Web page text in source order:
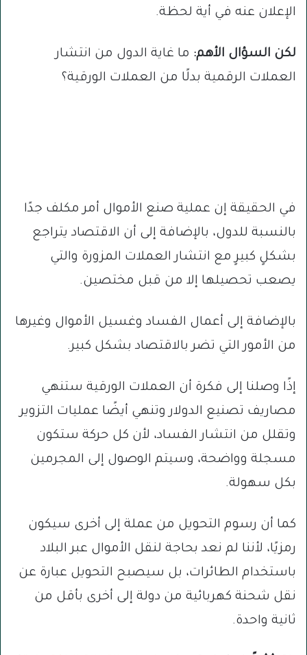
الإعلان عنه في أية لحظة.
لكن السؤال الأهم: ما غاية الدول من انتشار
العملات الرقمية بدلًا من العملات الورقية؟
في الحقيقة إن عملية صنع الأموال أمر مكلف جدًا
بالنسبة للدول، بالإضافة إلى أن الاقتصاد يتراجع
بشكلٍ كبيرٍ مع انتشار العملات المزورة والتي
يصعب تحصيلها إلا من قبل مختصين.
بالإضافة إلى أعمال الفساد وغسيل الأموال وغيرها
من الأمور التي تضر بالاقتصاد بشكل كبير.
إذًا وصلنا إلى فكرة أن العملات الورقية ستنهي
مصاريف تصنيع الدولار وتنهي أيضًا عمليات التزوير
وتقلل من انتشار الفساد، لأن كل حركة ستكون
مسجلة وواضحة، وسيتم الوصول إلى المجرمين
بكل سهولة.
كما أن رسوم التحويل من عملة إلى أخرى سيكون
رمزيًا، لأننا لم نعد بحاجة لنقل الأموال عبر البلاد
باستخدام الطائرات، بل سيصبح التحويل عبارة عن
نقل شحنة كهربائية من دولة إلى أخرى بأقل من
ثانية واحدة.